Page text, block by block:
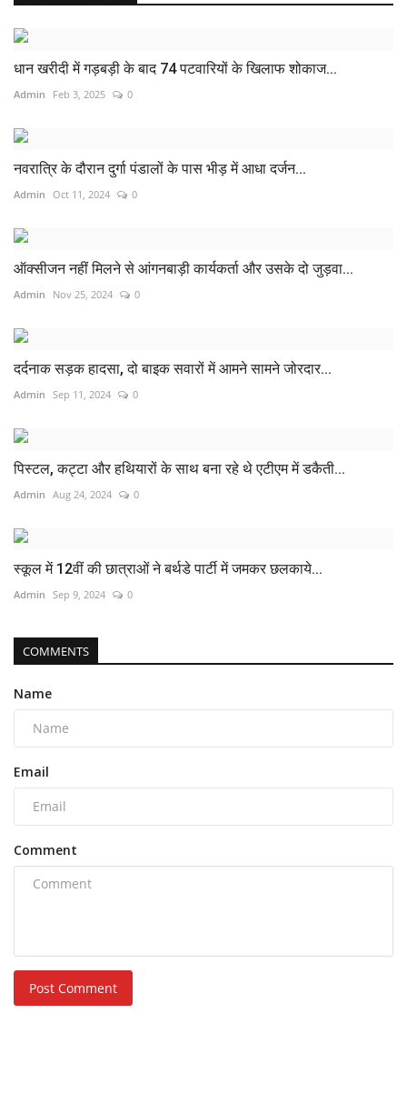
धान खरीदी में गड़बड़ी के बाद 74 पटवारियों के खिलाफ शोकाज...
Admin Feb 3, 2025 0
नवरात्रि के दौरान दुर्गा पंडालों के पास भीड़ में आधा दर्जन...
Admin Oct 11, 2024 0
ऑक्सीजन नहीं मिलने से आंगनबाड़ी कार्यकर्ता और उसके दो जुड़वा...
Admin Nov 25, 2024 0
दर्दनाक सड़क हादसा, दो बाइक सवारों में आमने सामने जोरदार...
Admin Sep 11, 2024 0
पिस्टल, कट्टा और हथियारों के साथ बना रहे थे एटीएम में डकैती...
Admin Aug 24, 2024 0
स्कूल में 12वीं की छात्राओं ने बर्थडे पार्टी में जमकर छलकाये...
Admin Sep 9, 2024 0
COMMENTS
Name
Email
Comment
Post Comment